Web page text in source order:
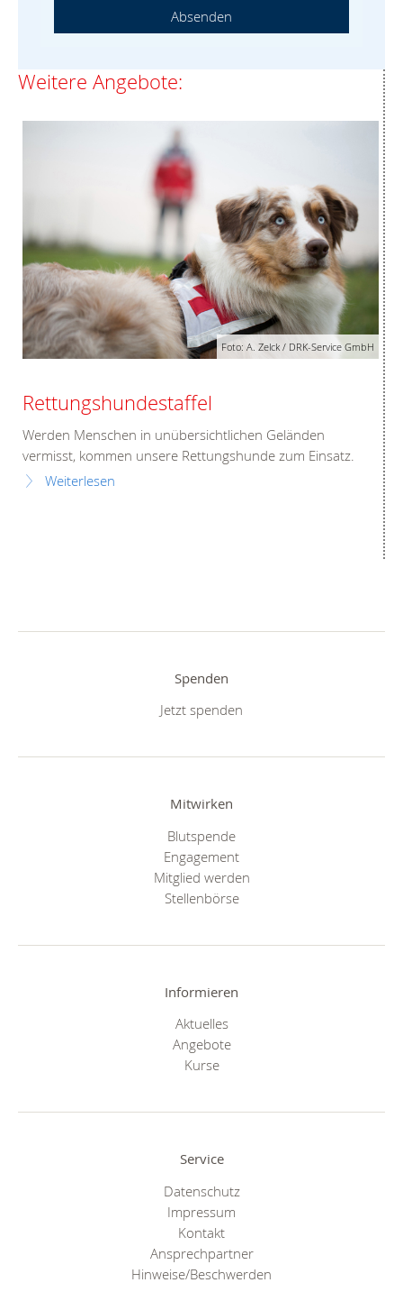
Absenden
Weitere Angebote:
Foto: A. Zelck / DRK-Service GmbH
Rettungshundestaffel
Werden Menschen in unübersichtlichen Geländen
vermisst, kommen unsere Rettungshunde zum Einsatz.
Weiterlesen
Spenden
Jetzt spenden
Mitwirken
Blutspende
Engagement
Mitglied werden
Stellenbörse
Informieren
Aktuelles
Angebote
Kurse
Service
Datenschutz
Impressum
Kontakt
Ansprechpartner
Hinweise/Beschwerden